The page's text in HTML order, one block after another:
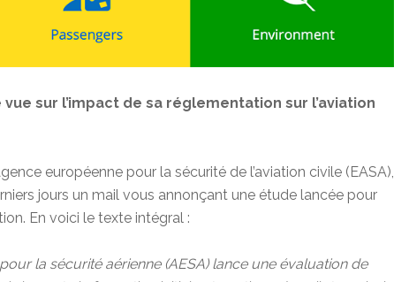
vue sur l’impact de sa réglementation sur l’aviation
européenne pour la sécurité de l’aviation civile (EASA),
jours un mail vous annonçant une étude lancée pour
En voici le texte intégral :
pour la sécurité aérienne (AESA) lance une évaluation de